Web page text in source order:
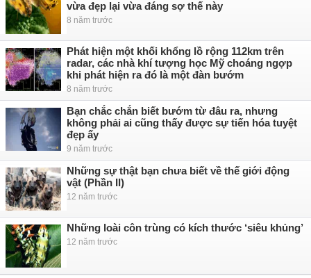
vừa đẹp lại vừa đáng sợ thế này
8 năm trước
Phát hiện một khối khổng lồ rộng 112km trên
radar, các nhà khí tượng học Mỹ choáng ngợp
khi phát hiện ra đó là một đàn bướm
8 năm trước
Bạn chắc chắn biết bướm từ đâu ra, nhưng
không phải ai cũng thấy được sự tiến hóa tuyệt
đẹp ấy
9 năm trước
Những sự thật bạn chưa biết về thế giới động
vật (Phần II)
12 năm trước
Những loài côn trùng có kích thước ‘siêu khủng’
12 năm trước